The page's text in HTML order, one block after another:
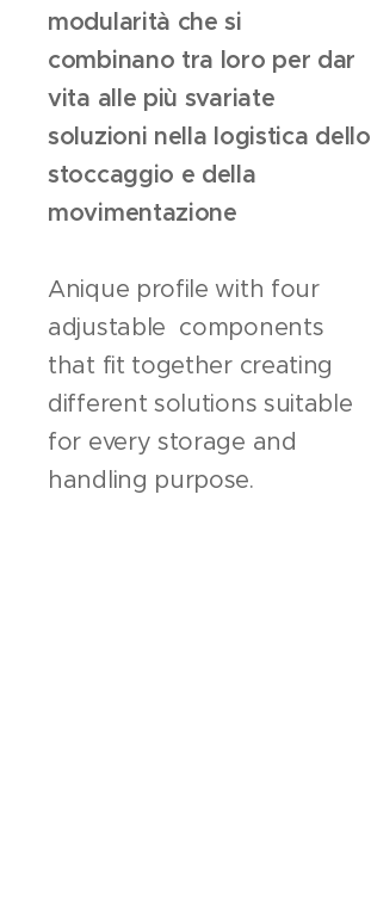
modularità che si
combinano tra loro per dar
vita alle più svariate
soluzioni nella logistica dello
stoccaggio e della
movimentazione
Anique profile with four
adjustable components
that fit together creating
different solutions suitable
for every storage and
handling purpose.